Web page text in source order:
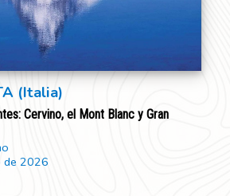
(Italia)
Cervino, el Mont Blanc y Gran
2026